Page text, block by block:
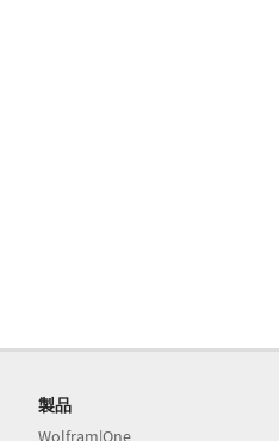
製品
Wolfram|One